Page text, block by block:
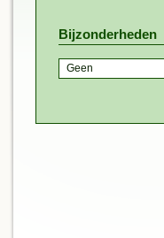
Bijzonderheden
Geen